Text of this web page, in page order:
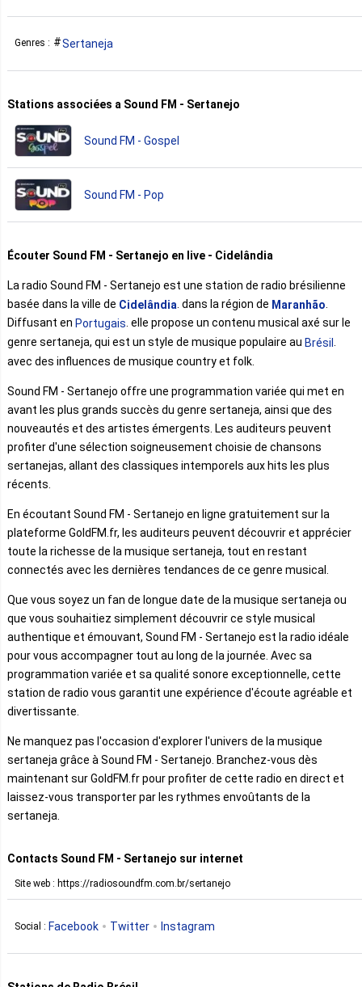
Genres : Sertaneja
Stations associées a Sound FM - Sertanejo
Sound FM - Gospel
Sound FM - Pop
Écouter Sound FM - Sertanejo en live - Cidelândia
La radio Sound FM - Sertanejo est une station de radio brésilienne
basée dans la ville de Cidelândia . dans la région de Maranhão
Diffusant en Portugais. elle propose un contenu musical axé sur le
genre sertaneja, qui est un style de musique populaire au Brésil
avec des influences de musique country et folk.
Sound FM - Sertanejo offre une programmation variée qui met en
avant les plus grands succès du genre sertaneja, ainsi que des
nouveautés et des artistes émergents. Les auditeurs peuvent
profiter d'une sélection soigneusement choisie de chansons
sertanejas, allant des classiques intemporels aux hits les plus
récents.
En écoutant Sound FM - Sertanejo en ligne gratuitement sur la
plateforme GoldFM.fr, les auditeurs peuvent découvrir et apprécier
toute la richesse de la musique sertaneja, tout en restant
connectés avec les dernières tendances de ce genre musical.
Que vous soyez un fan de longue date de la musique sertaneja ou
que vous souhaitiez simplement découvrir ce style musical
authentique et émouvant, Sound FM - Sertanejo est la radio idéale
pour vous accompagner tout au long de la journée. Avec sa
programmation variée et sa qualité sonore exceptionnelle, cette
station de radio vous garantit une expérience d'écoute agréable et
divertissante.
Ne manquez pas l'occasion d'explorer l'univers de la musique
sertaneja grâce à Sound FM - Sertanejo. Branchez-vous dès
maintenant sur GoldFM.fr pour profiter de cette radio en direct et
laissez-vous transporter par les rythmes envoûtants de la
sertaneja.
Contacts Sound FM - Sertanejo sur internet
Site web : https://radiosoundfm.com.br/sertanejo
Social : Facebook Twitter Instagram